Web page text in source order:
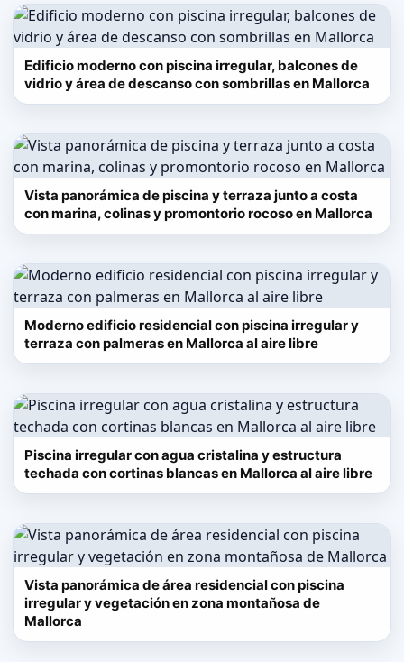
Edificio moderno con piscina irregular, balcones de
vidrio y área de descanso con sombrillas en Mallorca
Vista panorámica de piscina y terraza junto a costa
con marina, colinas y promontorio rocoso en Mallorca
Moderno edificio residencial con piscina irregular y
terraza con palmeras en Mallorca al aire libre
Piscina irregular con agua cristalina y estructura
techada con cortinas blancas en Mallorca al aire libre
Vista panorámica de área residencial con piscina
irregular y vegetación en zona montañosa de
Mallorca